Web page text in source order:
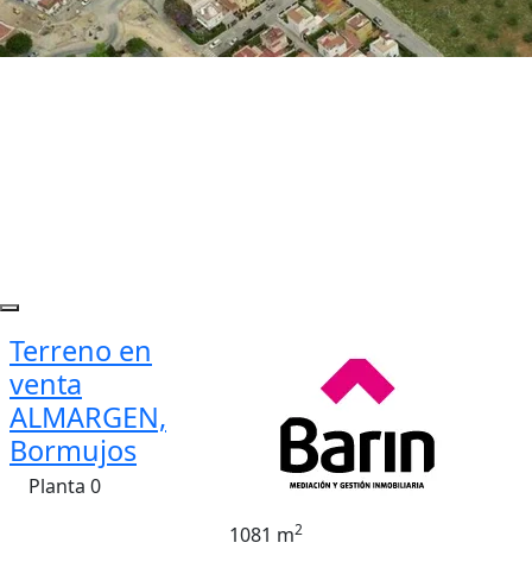
Terreno en
venta
ALMARGEN,
Bormujos
Planta 0
1081 m2